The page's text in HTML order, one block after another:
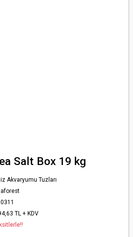
Salt Box 19 kg
Akvaryumu Tuzları
TL + KDV